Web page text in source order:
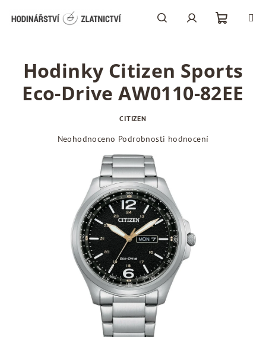
košík
Hodinky Citizen Sports
Eco-Drive AW0110-82EE
CITIZEN
Průměrné
hvězdiček.
Neohodnoceno Podrobnosti hodnocení